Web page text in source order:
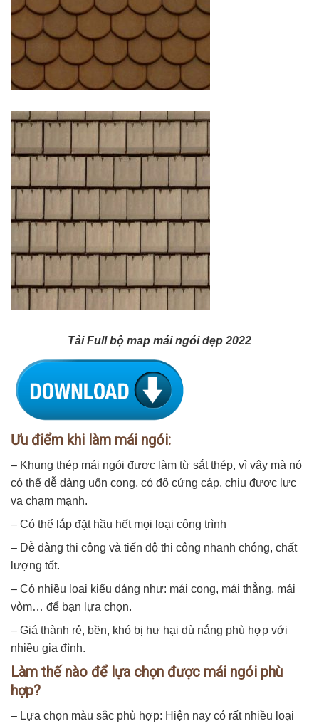
Tải Full bộ map mái ngói đẹp 2022
Ưu điểm khi làm mái ngói:
– Khung thép mái ngói được làm từ sắt thép, vì vậy mà nó
có thể dễ dàng uốn cong, có độ cứng cáp, chịu được lực
va chạm mạnh.
– Có thể lắp đặt hầu hết mọi loại công trình
– Dễ dàng thi công và tiến độ thi công nhanh chóng, chất
lượng tốt.
– Có nhiều loại kiểu dáng như: mái cong, mái thẳng, mái
vòm… để bạn lựa chọn.
– Giá thành rẻ, bền, khó bị hư hại dù nắng phù hợp với
nhiều gia đình.
Làm thế nào để lựa chọn được mái ngói phù
hợp?
– Lựa chọn màu sắc phù hợp: Hiện nay có rất nhiều loại